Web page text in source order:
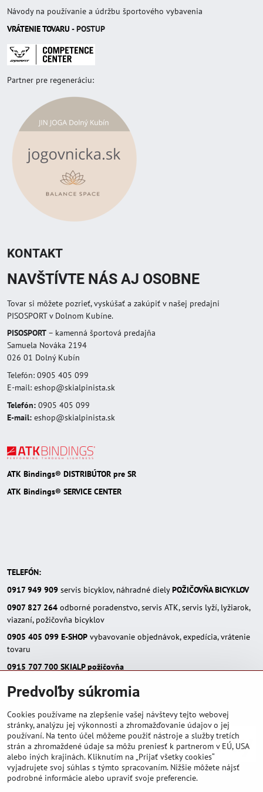
Návody na používanie a údržbu športového vybavenia
VRÁTENIE TOVARU - POSTUP
Partner pre regeneráciu:
KONTAKT
NAVŠTÍVTE NÁS AJ OSOBNE
Tovar si môžete pozrieť, vyskúšať a zakúpiť v našej predajni
PISOSPORT v Dolnom Kubíne.
PISOSPORT – kamenná športová predajňa
Samuela Nováka 2194
026 01 Dolný Kubín
Telefón: 0905 405 099
E-mail: eshop@skialpinista.sk
Telefón: 0905 405 099
E-mail: eshop@skialpinista.sk
ATK Bindings® DISTRIBÚTOR pre SR
ATK Bindings® SERVICE CENTER
TELEFÓN:
0917 949 909 servis bicyklov, náhradné dielyPOŽIČOVŇA BICYKLOV
0907 827 264 odborné poradenstvo, servis ATK, servis lyží, lyžiarok,
viazaní, požičovňa bicyklov
0905 405 099 E-SHOP vybavovanie objednávok, expedícia, vrátenie
tovaru
0915 707 700 SKIALP požičovňa
E-MAIL:
eshop(zavináč)skialpinista.sk
pisosport(zavináč)pisosport.sk
Predvoľby súkromia
Cookies používame na zlepšenie vašej návštevy tejto webovej
stránky, analýzu jej výkonnosti a zhromažďovanie údajov o jej
používaní. Na tento účel môžeme použiť nástroje a služby tretích
strán a zhromaždené údaje sa môžu preniesť k partnerom v EÚ, USA
alebo iných krajinách. Kliknutím na „Prijať všetky cookies“
vyjadrujete svoj súhlas s týmto spracovaním. Nižšie môžete nájsť
podrobné informácie alebo upraviť svoje preferencie.